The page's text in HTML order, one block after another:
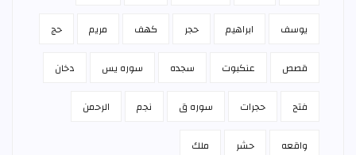
يوسف ابراهيم حجر كهف مريم حج
قصص عنكبوت سجده سوره يس دخان
فتح حجرات سوره ق نجم الرحمن
واقعه حشر ملك